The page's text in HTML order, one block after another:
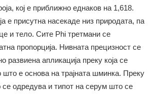
кој е приближно еднаков на 1,618.
е присутна насекаде низ природата, па
и тело. Сите Phi третмани се
пропорција. Нивната прецизност се
развиена апликација преку која се
е основа на трајната шминка. Преку
се одредува и типот на серум што се